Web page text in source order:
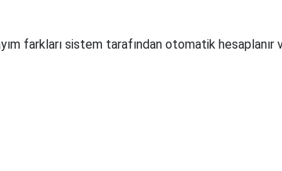
farkları sistem tarafından otomatik hesaplanır